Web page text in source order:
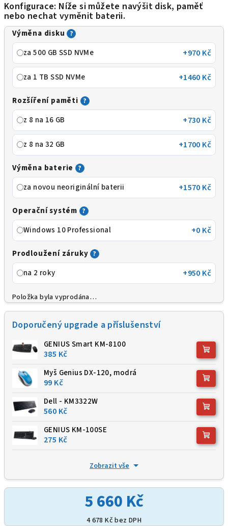
Konfigurace: Níže si můžete navýšit disk, paměť
nebo nechat vyměnit baterii.
Výměna disku ?
za 500 GB SSD NVMe +970 Kč
za 1 TB SSD NVMe +1460 Kč
Rozšíření paměti ?
z 8 na 16 GB +730 Kč
z 8 na 32 GB +1700 Kč
Výměna baterie ?
za novou neoriginální baterii +1570 Kč
Operační systém ?
Windows 10 Professional +0 Kč
Prodloužení záruky ?
na 2 roky +950 Kč
Položka byla vyprodána…
Doporučený upgrade a příslušenství
GENIUS Smart KM-8100
385 Kč
Myš Genius DX-120, modrá
99 Kč
Dell - KM3322W
560 Kč
GENIUS KM-100SE
275 Kč
Zobrazit vše
5 660 Kč
4 678 Kčbez DPH